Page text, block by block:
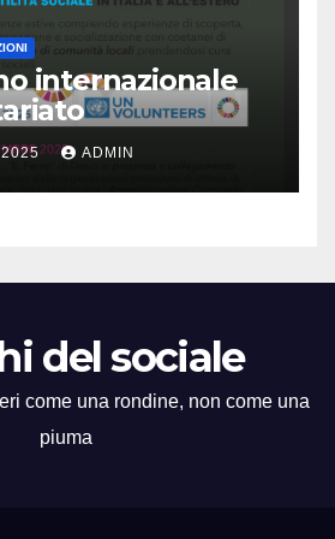
internazionale
2025 ADMIN
del sociale
come una rondine, non come una
piuma